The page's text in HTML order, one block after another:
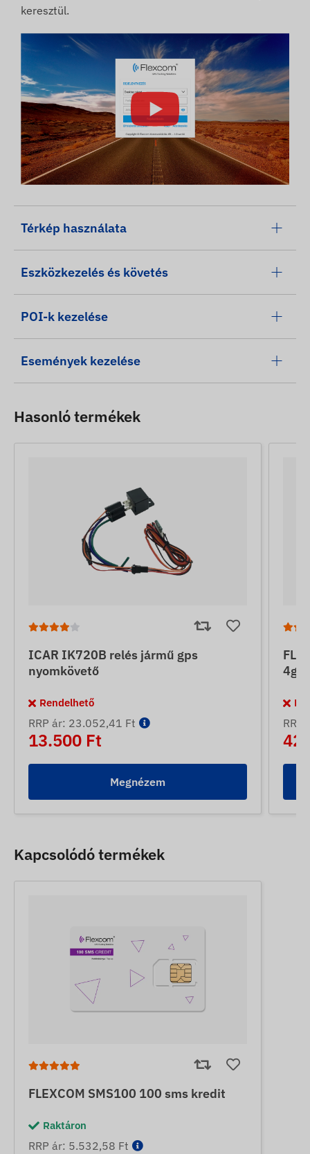
keresztül.
Térkép használata
Eszközkezelés és követés
POI-k kezelése
Események kezelése
Hasonló termékek
ICAR IK720B relés jármű gps
nyomkövető
Rendelhető
RRP ár: 23.052,41 Ft
13.500 Ft
Megnézem
4g
Kapcsolódó termékek
FLEXCOM SMS100 100 sms kredit
Raktáron
RRP ár: 5.532,58 Ft